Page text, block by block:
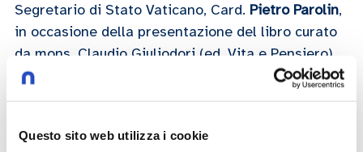
Questo sito web utilizza i cookie
Segretario di Stato Vaticano, Card. Pietro Parolin,
in occasione della presentazione del libro curato
da mons. Claudio Giuliodori (ed. Vita e Pensiero).
L’evento è inserito all’interno del ciclo di incontri
“Un secolo di futuro” promosso dall’Università